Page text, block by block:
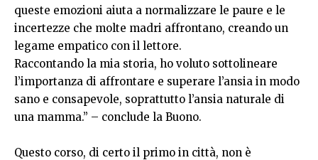
queste emozioni aiuta a normalizzare le paure e le
incertezze che molte madri affrontano, creando un
legame empatico con il lettore.
Raccontando la mia storia, ho voluto sottolineare
l’importanza di affrontare e superare l’ansia in modo
sano e consapevole, soprattutto l’ansia naturale di
una mamma.” – conclude la Buono.
Questo corso, di certo il primo in città, non è